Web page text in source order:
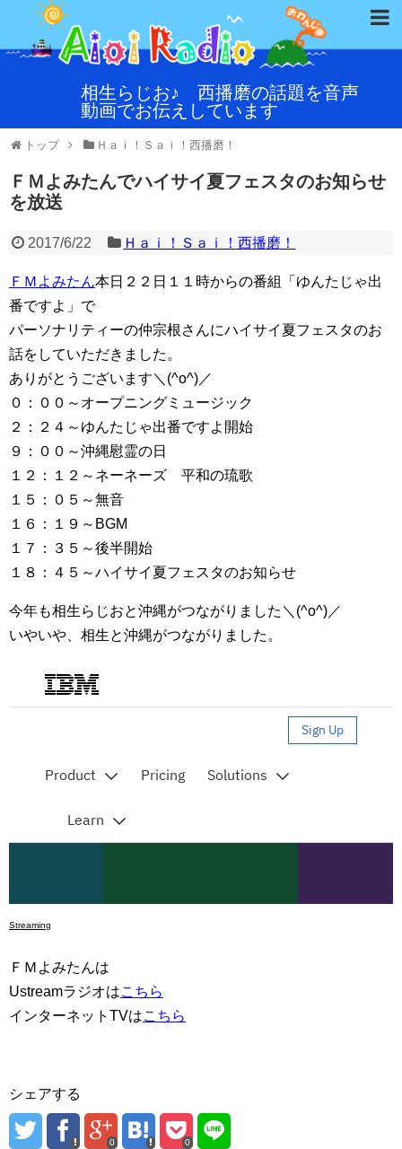
相生らじお♪ 西播磨の話題を音声
動画でお伝えしています
トップ Ｈａｉ！Ｓａｉ！西播磨！
ＦＭよみたんでハイサイ夏フェスタのお知らせ
を放送
2017/6/22 Ｈａｉ！Ｓａｉ！西播磨！
ＦＭよみたん本日２２日１１時からの番組「ゆんたじゃ出
番ですよ」で
パーソナリティーの仲宗根さんにハイサイ夏フェスタのお
話をしていただきました。
ありがとうございます＼(^o^)／
０：００～オープニングミュージック
２：２４～ゆんたじゃ出番ですよ開始
９：００～沖縄慰霊の日
１２：１２～ネーネーズ 平和の琉歌
１５：０５～無音
１６：１９～BGM
１７：３５～後半開始
１８：４５～ハイサイ夏フェスタのお知らせ
今年も相生らじおと沖縄がつながりました＼(^o^)／
いやいや、相生と沖縄がつながりました。
Streaming
ＦＭよみたんは
Ustreamラジオはこちら
インターネットTVはこちら
シェアする
0 0